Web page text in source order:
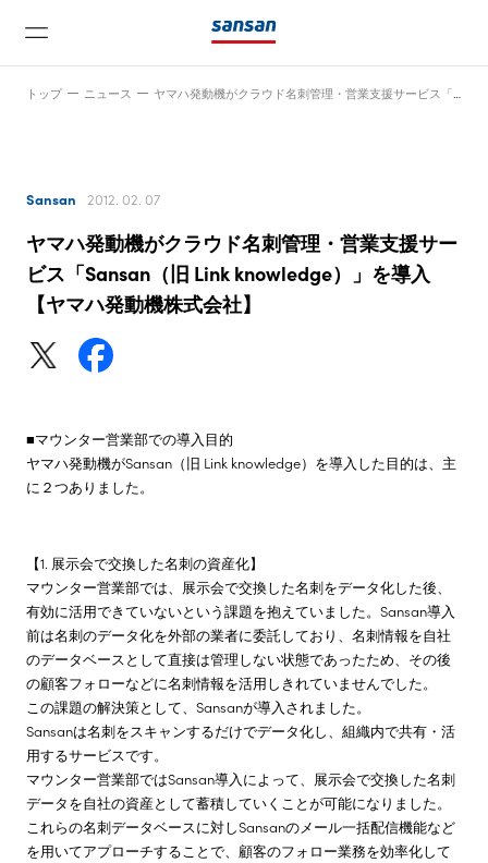
ニュース
サービス
会社情報
サステナビリティ
採用情報
トップ ニュース
Sansan 2012. 02. 07
ヤマハ発動機がクラウド名刺管理・営業支援サー
ビス「Sansan（旧 Link knowledge）」を導入
【ヤマハ発動機株式会社】
■マウンター営業部での導入目的
ヤマハ発動機がSansan（旧 Link knowledge）を導入した目的は、主
に２つありました。
【1. 展示会で交換した名刺の資産化】
マウンター営業部では、展示会で交換した名刺をデータ化した後、
有効に活用できていないという課題を抱えていました。Sansan導入
前は名刺のデータ化を外部の業者に委託しており、名刺情報を自社
のデータベースとして直接は管理しない状態であったため、その後
の顧客フォローなどに名刺情報を活用しきれていませんでした。
この課題の解決策として、Sansanが導入されました。
Sansanは名刺をスキャンするだけでデータ化し、組織内で共有・活
用するサービスです。
マウンター営業部ではSansan導入によって、展示会で交換した名刺
データを自社の資産として蓄積していくことが可能になりました。
これらの名刺データベースに対しSansanのメール一括配信機能など
を用いてアプローチすることで、顧客のフォロー業務を効率化して